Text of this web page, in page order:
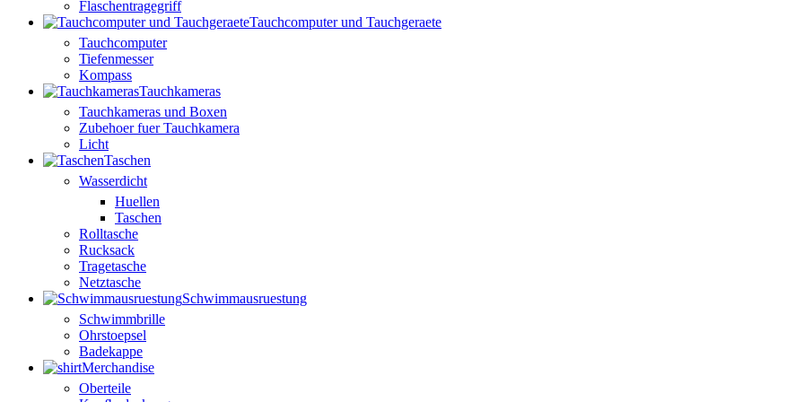
Flaschentragegriff
Tauchcomputer und Tauchgeraete
Tauchcomputer
Tiefenmesser
Kompass
Tauchkameras
Tauchkameras und Boxen
Zubehoer fuer Tauchkamera
Licht
Taschen
Wasserdicht
Huellen
Taschen
Rolltasche
Rucksack
Tragetasche
Netztasche
Schwimmausruestung
Schwimmbrille
Ohrstoepsel
Badekappe
Merchandise
Oberteile